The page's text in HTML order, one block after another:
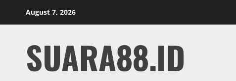
August 7, 2026
SUARA88.ID